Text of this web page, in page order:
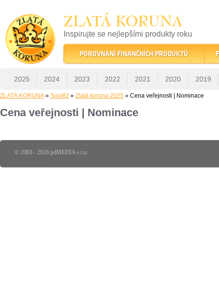
ZLATÁ KORUNA
Inspirujte se nejlepšími produkty roku
22 let tradice a kvality na finančním trhu
POROVNÁNÍ FINANČNÍCH PRODUKTŮ
2025 2024 2023 2022 2021 2020 2019
ZLATÁ KORUNA» Soutěž » Zlatá koruna 2025 » Cena veřejnosti | Nominace
Cena veřejnosti | Nominace
© 2003 - 2026 pdMEDIA s.r.o.